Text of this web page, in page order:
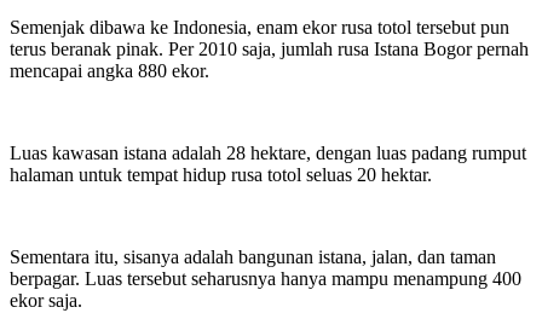
Semenjak dibawa ke Indonesia, enam ekor rusa totol tersebut pun
terus beranak pinak. Per 2010 saja, jumlah rusa Istana Bogor pernah
mencapai angka 880 ekor.
Luas kawasan istana adalah 28 hektare, dengan luas padang rumput
halaman untuk tempat hidup rusa totol seluas 20 hektar.
Sementara itu, sisanya adalah bangunan istana, jalan, dan taman
berpagar. Luas tersebut seharusnya hanya mampu menampung 400
ekor saja.